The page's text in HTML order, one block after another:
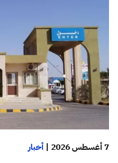
7 أغسطس 2026 | أخبار